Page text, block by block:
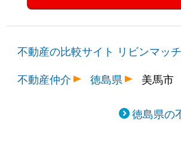
不動産の比較サイト リビンマッチ
不動産仲介
徳島県 美馬市
徳島県の